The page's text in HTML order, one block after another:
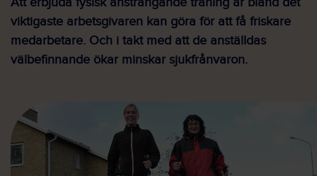
viktigaste arbetsgivaren kan göra för att få friskare
medarbetare. Och i takt med att de anställdas
välbefinnande ökar minskar sjukfrånvaron.